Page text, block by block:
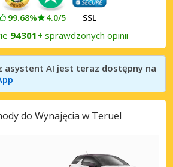
99.68% 4.0/5 SSL
94301+ sprawdzonych opinii
asystent AI jest teraz dostępny na
do Wynajęcia w Teruel